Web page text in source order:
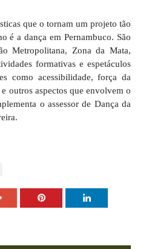
que o tornam um projeto tão
é a dança em Pernambuco. São
Metropolitana, Zona da Mata,
formativas e espetáculos
como acessibilidade, força da
outros aspectos que envolvem o
o assessor de Dança da